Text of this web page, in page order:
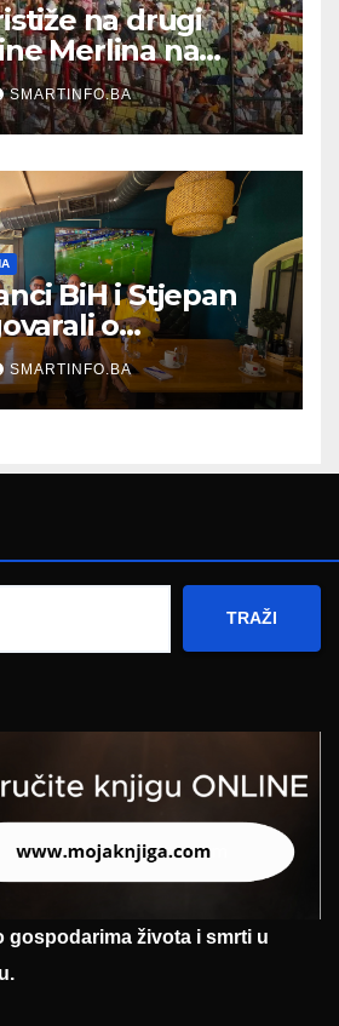
na drugi
Merlina na
SMARTINFO.BA
BiH i Stjepan
o
putu Bosne i
SMARTINFO.BA
TRAŽI
gospodarima života i smrti u